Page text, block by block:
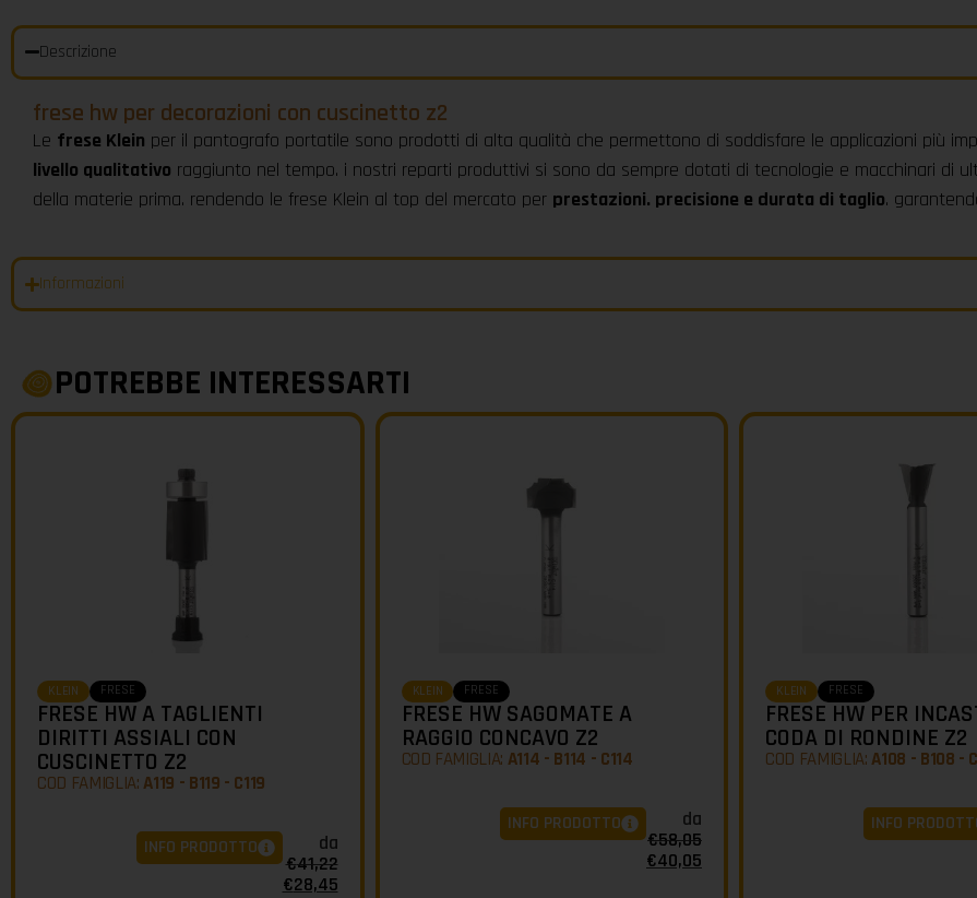
Descrizione
frese hw per decorazioni con cuscinetto z2
Le frese Klein per il pantografo portatile sono prodotti di alta qualità che permettono di soddisfare le applicazioni più
livello qualitativo raggiunto nel tempo. i nostri reparti produttivi si sono da sempre dotati di tecnologie e macchinari di
della materie prima. rendendo le frese Klein al top del mercato per prestazioni. precisione e durata di taglio.
Informazioni
POTREBBE INTERESSARTI
KLEIN FRESE
FRESE HW A TAGLIENTI
DIRITTI ASSIALI CON
CUSCINETTO Z2
COD FAMIGLIA:A119 - B119 - C119
da
€41,22
€28,45
INFO PRODOTTO
KLEIN FRESE
FRESE HW SAGOMATE A
RAGGIO CONCAVO Z2
COD FAMIGLIA: A114 - B114 - C114
da
€58,05
€40,05
INFO PRODOTTO
KLEIN FRESE
FRESE HW PER
CODA DI RONDINE Z2
COD FAMIGLIA:A108 - B108 -
INFO